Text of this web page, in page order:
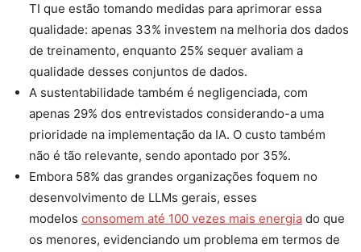
TI que estão tomando medidas para aprimorar essa
qualidade: apenas 33% investem na melhoria dos dados
de treinamento, enquanto 25% sequer avaliam a
qualidade desses conjuntos de dados.
A sustentabilidade também é negligenciada, com
apenas 29% dos entrevistados considerando-a uma
prioridade na implementação da IA. O custo também
não é tão relevante, sendo apontado por 35%.
Embora 58% das grandes organizações foquem no
desenvolvimento de LLMs gerais, esses
modelos consomem até 100 vezes mais energia do que
os menores, evidenciando um problema em termos de